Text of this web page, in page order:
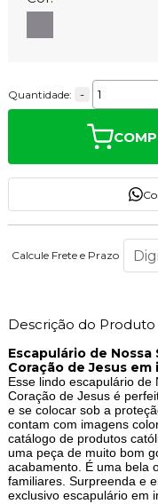
Quantidade: -
Calcule Frete e Prazo
Descrição do Produto
Escapulário de
Coração de Jesus em
Esse lindo escapulário
Coração de Jesus é
e se colocar sob a
contam com imagens
catálogo de produtos
uma peça de muito bom
acabamento. É uma bela
familiares. Surpreenda e
exclusivo escapulário em